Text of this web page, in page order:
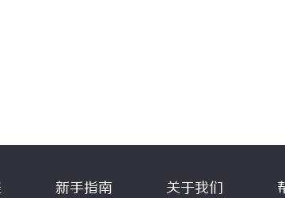
新手指南 关于我们